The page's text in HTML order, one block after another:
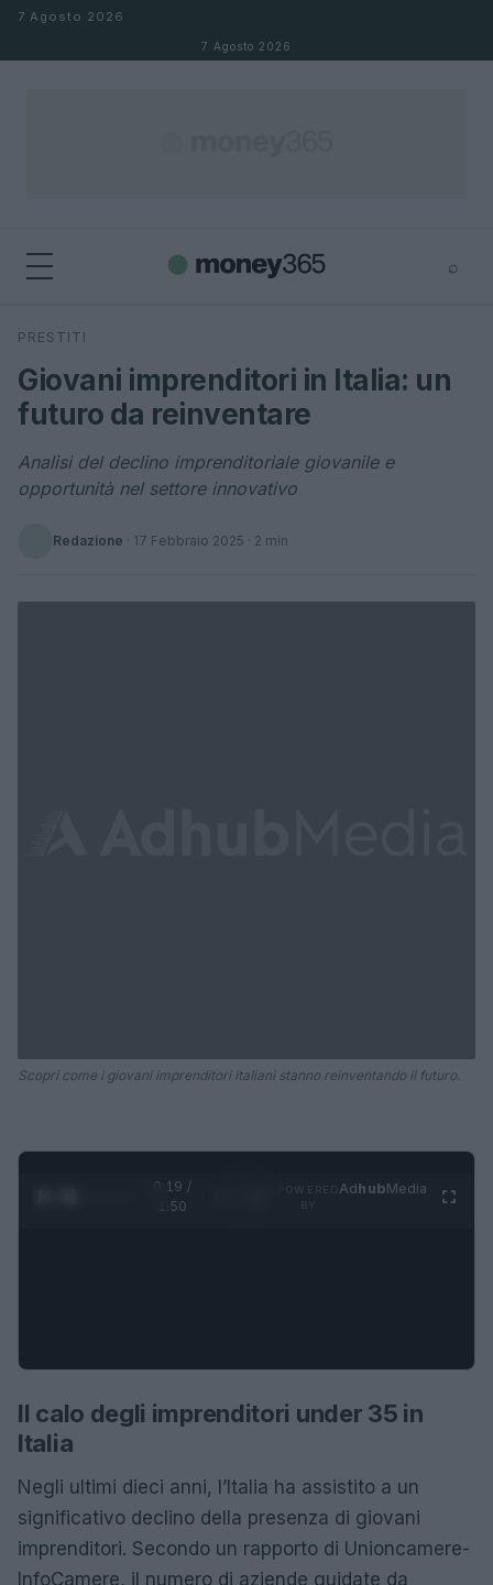
Salta al contenuto
7 Agosto 2026
7 Agosto 2026
⌕
Cerca
PRESTITI
Giovani imprenditori in Italia: un
futuro da reinventare
Analisi del declino imprenditoriale giovanile e
opportunità nel settore innovativo
Redazione · 17 Febbraio 2025 · 2 min
Scopri come i giovani imprenditori italiani stanno reinventando il futuro.
0:20 /
1:50
AdhubMedia
Il calo degli imprenditori under 35 in
Italia
Negli ultimi dieci anni, l’Italia ha assistito a un
significativo declino della presenza di giovani
imprenditori. Secondo un rapporto di Unioncamere-
InfoCamere, il numero di aziende guidate da